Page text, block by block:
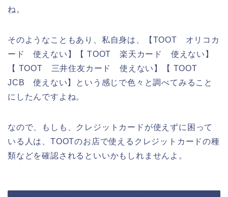
ね。
そのようなこともあり、私自身は、【TOOT オリコカ
ード 使えない】【 TOOT 楽天カード 使えない】
【 TOOT 三井住友カード 使えない】【 TOOT
JCB 使えない】という感じで色々と調べてみること
にしたんですよね。
なので、もしも、クレジットカードが使えずに困って
いる人は、TOOTのお店で使えるクレジットカードの種
類などを確認されるといいかもしれませんよ。